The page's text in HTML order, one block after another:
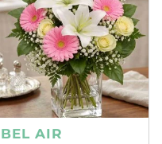
BEL AIR